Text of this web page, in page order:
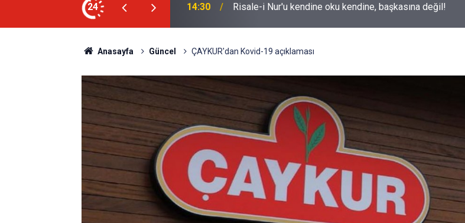
24 14:00
atabilir' uyarısı
Anasayfa Güncel ÇAYKUR'dan Kovid-19 açıklaması